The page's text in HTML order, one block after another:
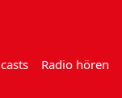
Radio hören